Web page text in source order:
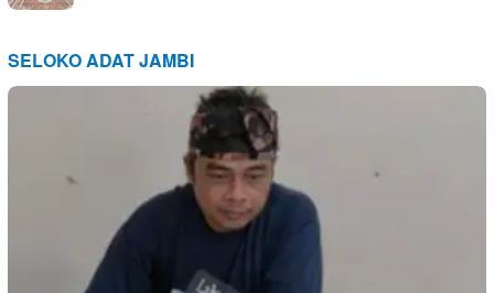
SELOKO ADAT JAMBI